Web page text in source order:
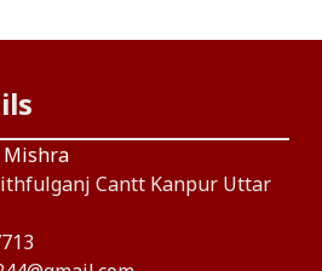
Mishra
Cantt Kanpur Uttar